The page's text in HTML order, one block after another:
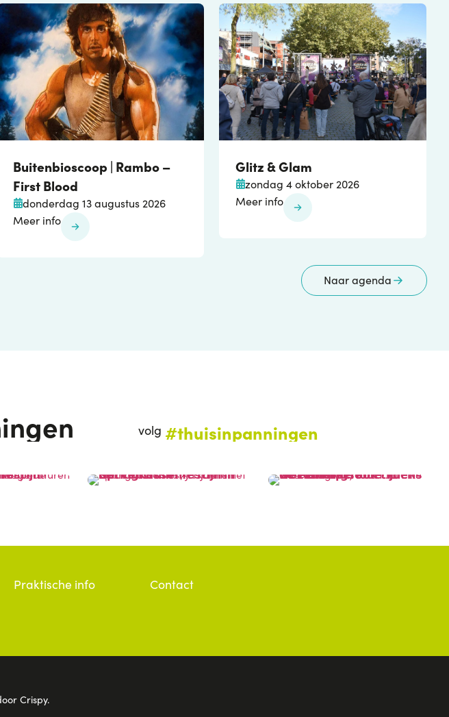
Buitenbioscoop | Rambo –
First Blood
donderdag 13 augustus 2026
Meer info
Glitz & Glam
zondag 4 oktober 2026
Meer info
Naar agenda
volg #thuisinpanningen
Praktische info Contact
Crispy.